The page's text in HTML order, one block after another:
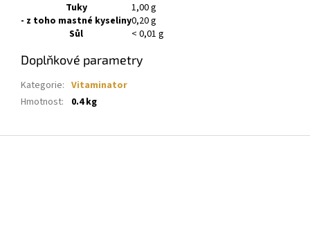
Tuky
1,00 g
- z toho mastné kyseliny0,20 g
Sůl
< 0,01 g
Doplňkové parametry
Kategorie: Vitaminator
Hmotnost: 0.4 kg